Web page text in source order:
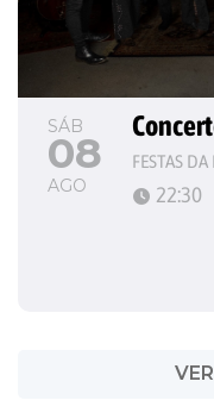
SÁB
08
AGO
FESTAS
22:30